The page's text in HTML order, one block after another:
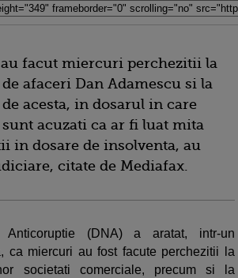
facut miercuri perchezitii la
afaceri Dan Adamescu si la
acesta, in dosarul in care
acuzati ca ar fi luat mita
in dosare de insolventa, au
citate de Mediafax.
Anticoruptie (DNA) a aratat, intr-un
ca miercuri au fost facute perchezitii la
societati comerciale, precum si la